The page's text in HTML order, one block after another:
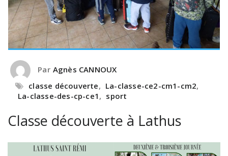
Par Agnès CANNOUX
classe découverte, La-classe-ce2-cm1-cm2,
La-classe-des-cp-ce1 , sport
Classe découverte à Lathus